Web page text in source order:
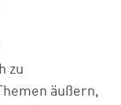
zu
äußern,